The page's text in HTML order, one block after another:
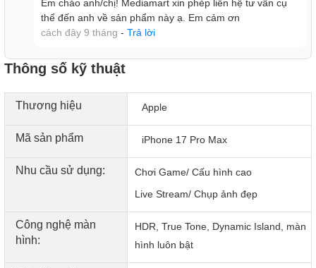
Em chào anh/chị! Mediamart xin phép liên hệ tư vấn cụ
thể đến anh về sản phẩm này ạ. Em cảm ơn
cách đây 9 tháng - Trả lời
Thông số kỹ thuật
Thương hiệu Apple
Mã sản phẩm iPhone 17 Pro Max
Nhu cầu sử dụng:
Chơi Game/ Cấu hình cao
Live Stream/ Chụp ảnh đẹp
Công nghệ màn
hình:
HDR, True Tone, Dynamic Island, màn
hình luôn bật